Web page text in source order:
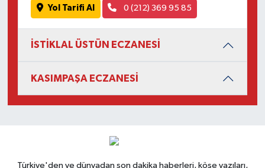
Yol Tarifi Al 0 (212) 369 95 85
İSTİKLAL ÜSTÜN ECZANESİ
KASIMPAŞA ECZANESİ
Türkiye'den ve dünyadan son dakika haberleri, köşe yazıları,